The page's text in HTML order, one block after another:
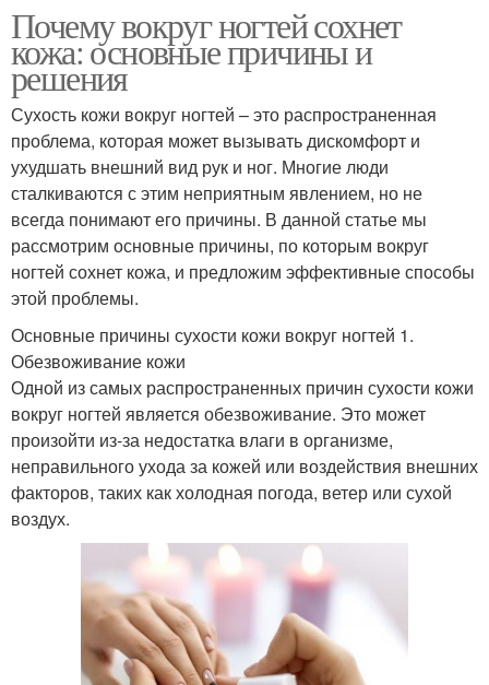
Почему вокруг ногтей сохнет
кожа: основные причины и
решения
Сухость кожи вокруг ногтей – это распространенная
проблема, которая может вызывать дискомфорт и
ухудшать внешний вид рук и ног. Многие люди
сталкиваются с этим неприятным явлением, но не
всегда понимают его причины. В данной статье мы
рассмотрим основные причины, по которым вокруг
ногтей сохнет кожа, и предложим эффективные способы
этой проблемы.
Основные причины сухости кожи вокруг ногтей 1.
Обезвоживание кожи
Одной из самых распространенных причин сухости кожи
вокруг ногтей является обезвоживание. Это может
произойти из-за недостатка влаги в организме,
неправильного ухода за кожей или воздействия внешних
факторов, таких как холодная погода, ветер или сухой
воздух.